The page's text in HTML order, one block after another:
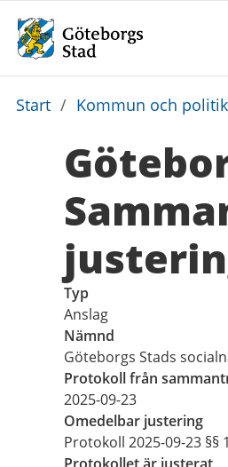
Du
Start / Kommun och politik
Typ
Anslag
Nämnd
Göteborgs Stads
Protokoll från
2025-09-23
Omedelbar justering
Protokoll 2025-09-23 §§